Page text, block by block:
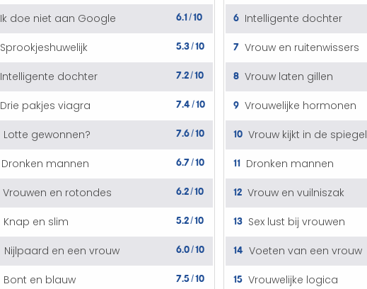
Ik doe niet aan Google 6.1/10
Sprookjeshuwelijk 5.3/10
Intelligente dochter 7.2/10
Drie pakjes viagra 7.4/10
Lotte gewonnen? 7.6/10
Dronken mannen 6.7/10
Vrouwen en rotondes 6.2/10
Knap en slim 5.2/10
Nijlpaard en een vrouw 6.0/10
Bont en blauw 7.5/10
6 Intelligente dochter
7 Vrouw en ruitenwissers
8 Vrouw laten gillen
9 Vrouwelijke hormonen
10 Vrouw kijkt in de spiegel
11 Dronken mannen
12 Vrouw en vuilniszak
13 Sex lust bij vrouwen
14 Voeten van een vrouw
15 Vrouwelijke logica